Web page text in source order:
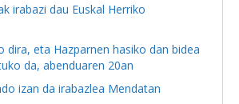
irabazi dau Euskal Herriko
dira, eta Hazparnen hasiko dan bidea
da, abenduaren 20an
izan da irabazlea Mendatan